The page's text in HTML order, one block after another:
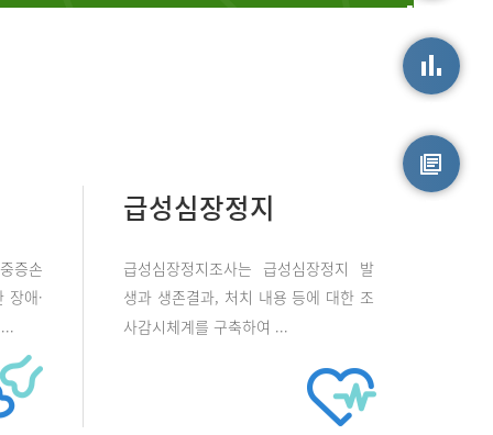
증손
장애·
급성심장정지
급성심장정지조사는 급성심장정지 발
생과 생존결과, 처치 내용 등에 대한 조
사감시체계를 구축하여 ...
손상정보